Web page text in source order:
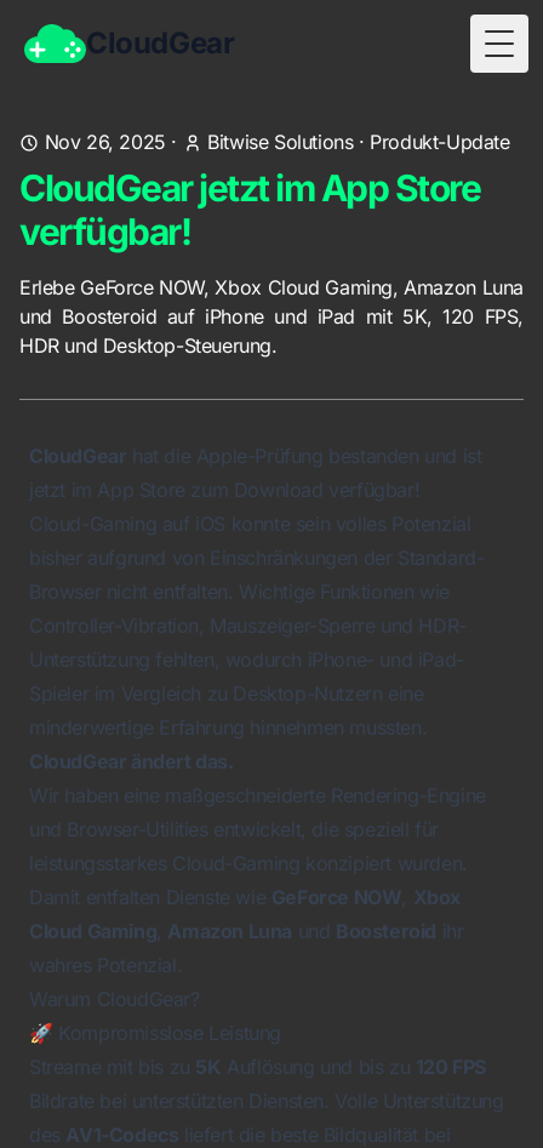
CloudGear
Nov 26, 2025 · Bitwise Solutions· Produkt-Update
CloudGear jetzt im App Store
verfügbar!
Erlebe GeForce NOW, Xbox Cloud Gaming, Amazon Luna
und Boosteroid auf iPhone und iPad mit 5K, 120 FPS,
HDR und Desktop-Steuerung.
CloudGear hat die Apple-Prüfung bestanden und ist
jetzt im App Store zum Download verfügbar!
Cloud-Gaming auf iOS konnte sein volles Potenzial
bisher aufgrund von Einschränkungen der Standard-
Browser nicht entfalten. Wichtige Funktionen wie
Controller-Vibration, Mauszeiger-Sperre und HDR-
Unterstützung fehlten, wodurch iPhone- und iPad-
Spieler im Vergleich zu Desktop-Nutzern eine
minderwertige Erfahrung hinnehmen mussten.
CloudGear ändert das.
Wir haben eine maßgeschneiderte Rendering-Engine
und Browser-Utilities entwickelt, die speziell für
leistungsstarkes Cloud-Gaming konzipiert wurden.
Damit entfalten Dienste wie GeForce NOW, Xbox
Cloud Gaming, Amazon Luna und Boosteroid ihr
wahres Potenzial.
Warum CloudGear?
🚀 Kompromisslose Leistung
Streame mit bis zu 5K Auflösung und bis zu 120 FPS
Bildrate bei unterstützten Diensten. Volle Unterstützung
des AV1-Codecs liefert die beste Bildqualität bei